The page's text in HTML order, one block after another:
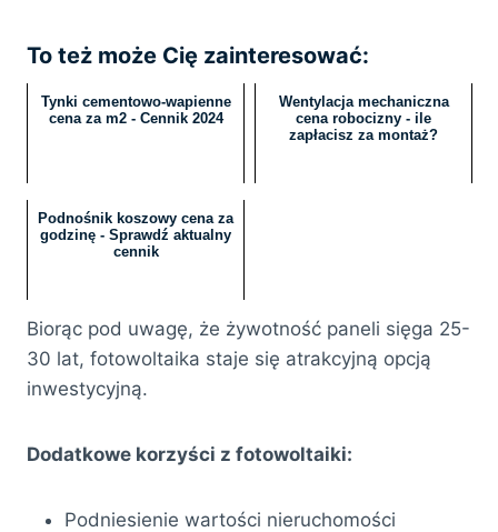
To też może Cię zainteresować:
Tynki cementowo-wapienne
cena za m2 - Cennik 2024
Wentylacja mechaniczna
cena robocizny - ile
zapłacisz za montaż?
Podnośnik koszowy cena za
godzinę - Sprawdź aktualny
cennik
Biorąc pod uwagę, że żywotność paneli sięga 25-
30 lat, fotowoltaika staje się atrakcyjną opcją
inwestycyjną.
Dodatkowe korzyści z fotowoltaiki:
Podniesienie wartości nieruchomości